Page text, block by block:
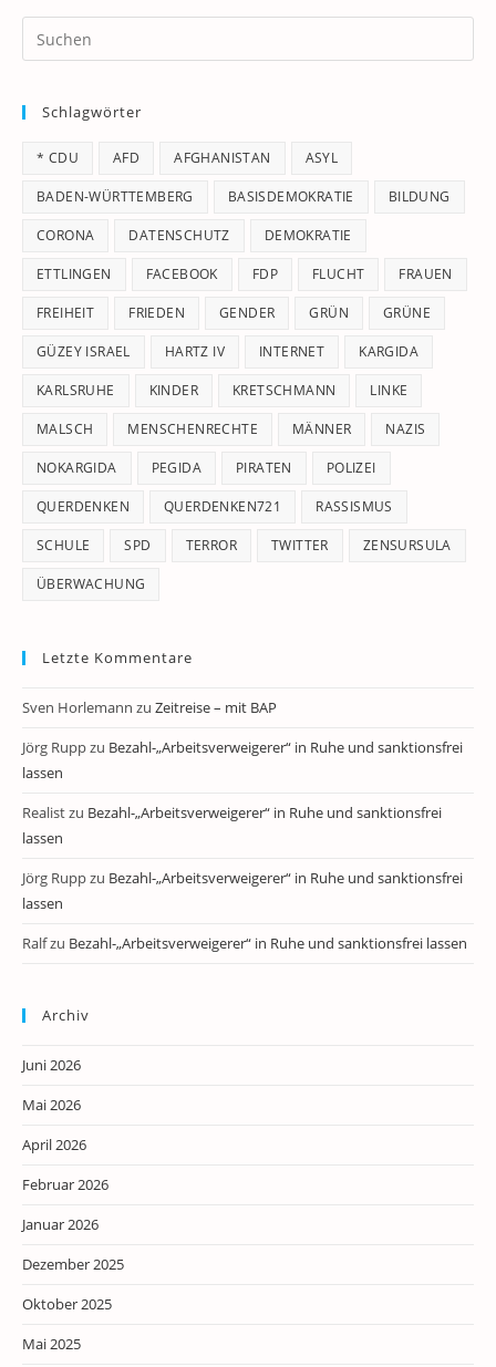
Schlagwörter
* CDU AFD AFGHANISTAN ASYL
BADEN-WÜRTTEMBERG BASISDEMOKRATIE BILDUNG
CORONA DATENSCHUTZ DEMOKRATIE
ETTLINGEN FACEBOOK FDP FLUCHT FRAUEN
FREIHEIT FRIEDEN GENDER GRÜN GRÜNE
GÜZEY ISRAEL HARTZ IV INTERNET KARGIDA
KARLSRUHE KINDER KRETSCHMANN LINKE
MALSCH MENSCHENRECHTE MÄNNER NAZIS
NOKARGIDA PEGIDA PIRATEN POLIZEI
QUERDENKEN QUERDENKEN721 RASSISMUS
SCHULE SPD TERROR TWITTER ZENSURSULA
ÜBERWACHUNG
Letzte Kommentare
Sven Horlemann zu Zeitreise – mit BAP
Jörg Ruppzu Bezahl-„Arbeitsverweigerer“ in Ruhe und sanktionsfrei
lassen
Realistzu Bezahl-„Arbeitsverweigerer“ in Ruhe und sanktionsfrei
lassen
Jörg Ruppzu Bezahl-„Arbeitsverweigerer“ in Ruhe und sanktionsfrei
lassen
Ralfzu Bezahl-„Arbeitsverweigerer“ in Ruhe und sanktionsfrei lassen
Archiv
Juni 2026
Mai 2026
April 2026
Februar 2026
Januar 2026
Dezember 2025
Oktober 2025
Mai 2025